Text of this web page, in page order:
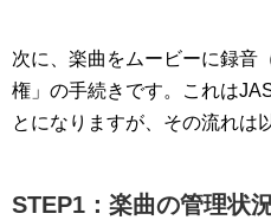
次に、楽曲をムービーに録音
権」の手続きです。これは
とになりますが、その流れは
STEP1：楽曲の管理状